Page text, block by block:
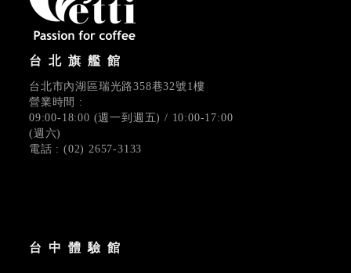
台北旗艦館
台北市內湖區瑞光路358巷32號1樓
營業時間 :
09:00-18:00 (週一到週五) / 10:00-17:00
(週六)
電話 : (02) 2657-3133
台中體驗館